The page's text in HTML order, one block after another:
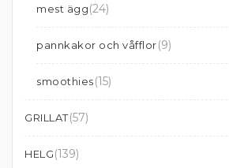
mest ägg(24)
pannkakor och våfflor(9)
smoothies(15)
GRILLAT(57)
HELG(139)